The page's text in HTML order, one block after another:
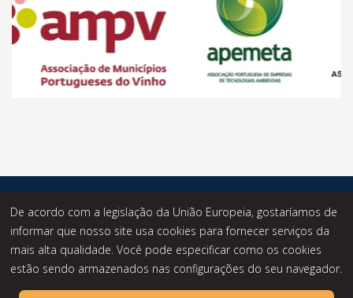
Reservados.
De acordo com a legislação da União Europeia, gostaríamos de
informar que nosso site usa cookies para fornecer serviços da
mais alta qualidade. Você pode especificar como os cookies
estão sendo armazenados nas configurações do seu navegador.